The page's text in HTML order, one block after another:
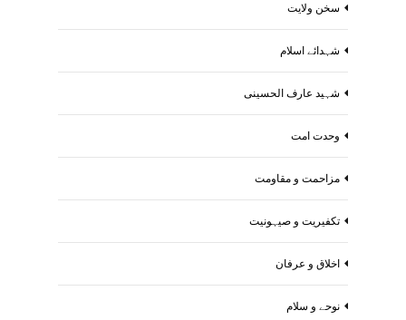
سخن ولایت
شہدائے اسلام
شہید عارف الحسینی
وحدت امت
مزاحمت و مقاومت
تکفیریت و صیہونیت
اخلاق و عرفان
نوحے و سلام